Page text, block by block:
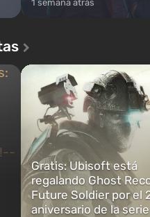
1 semana atrás
Gratis: Ubisoft está
regalando Ghost
Future Soldier por el
aniversario de la serie